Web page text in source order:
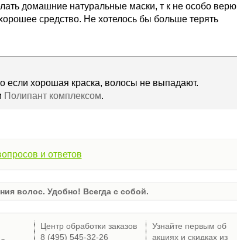
домашние натуральные маски, т к не особо верю
средство. Не хотелось бы больше терять
если хорошая краска, волосы не выпадают.
Полипант комплексом.
и ответов
волос. Удобно! Всегда с собой.
Центр обработки заказов
8 (495) 545-32-26
Узнайте первым об
акциях и скидках из